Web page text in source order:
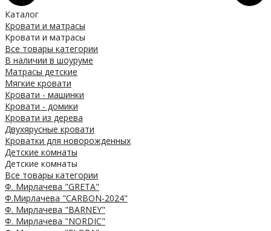
Каталог
Кровати и матрасы
Кровати и матрасы
Все товары категории
В наличии в шоуруме
Матрасы детские
Мягкие кровати
Кровати - машинки
Кровати - домики
Кровати из дерева
Двухярусные кровати
Кроватки для новорожденных
Детские комнаты
Детские комнаты
Все товары категории
Ф. Мирлачева "GRETA"
Ф.Мирлачева "CARBON-2024"
Ф. Мирлачева "BARNEY"
Ф. Мирлачева "NORDIC"